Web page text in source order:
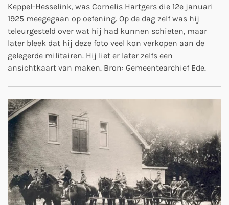
Keppel-Hesselink, was Cornelis Hartgers die 12e januari
1925 meegegaan op oefening. Op de dag zelf was hij
teleurgesteld over wat hij had kunnen schieten, maar
later bleek dat hij deze foto veel kon verkopen aan de
gelegerde militairen. Hij liet er later zelfs een
ansichtkaart van maken. Bron: Gemeentearchief Ede.